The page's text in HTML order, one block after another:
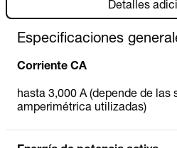
Detalles
Especificaciones
Corriente CA
hasta 3,000 A (depende de las
amperimétrica utilizadas)